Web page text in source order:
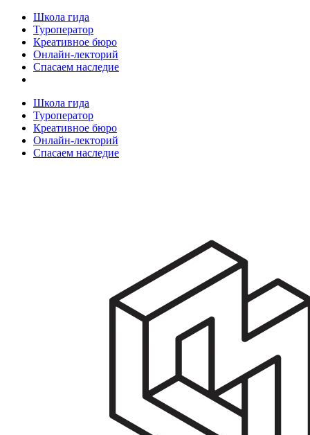
Школа гида
Туроператор
Креативное бюро
Онлайн-лекторий
Спасаем наследие
Школа гида
Туроператор
Креативное бюро
Онлайн-лекторий
Спасаем наследие